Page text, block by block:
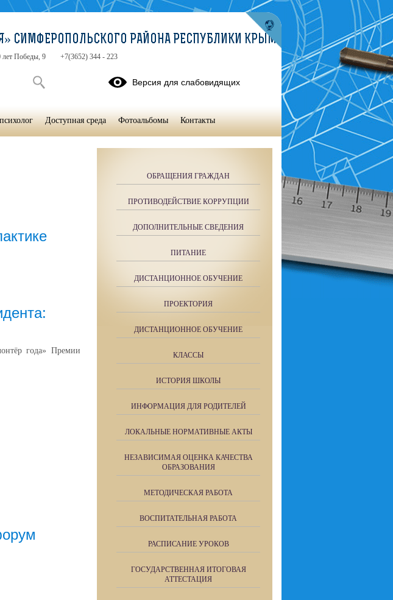
года» Премии
ОБРАЩЕНИЯ ГРАЖДАН
ПРОТИВОДЕЙСТВИЕ КОРРУПЦИИ
ДОПОЛНИТЕЛЬНЫЕ СВЕДЕНИЯ
ПИТАНИЕ
ДИСТАНЦИОННОЕ ОБУЧЕНИЕ
ПРОЕКТОРИЯ
ДИСТАНЦИОННОЕ ОБУЧЕНИЕ
КЛАССЫ
ИСТОРИЯ ШКОЛЫ
ИНФОРМАЦИЯ ДЛЯ РОДИТЕЛЕЙ
ЛОКАЛЬНЫЕ НОРМАТИВНЫЕ АКТЫ
НЕЗАВИСИМАЯ ОЦЕНКА КАЧЕСТВА
ОБРАЗОВАНИЯ
МЕТОДИЧЕСКАЯ РАБОТА
ВОСПИТАТЕЛЬНАЯ РАБОТА
РАСПИСАНИЕ УРОКОВ
ГОСУДАРСТВЕННАЯ ИТОГОВАЯ
АТТЕСТАЦИЯ
СИМФЕРОПОЛЬСКОГО РАЙОНА РЕСПУБЛИКИ КРЫМ
лет Победы, 9 +7(3652) 344 - 223
Версия для слабовидящих
Доступная среда Фотоальбомы Контакты